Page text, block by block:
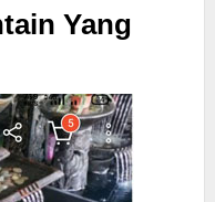
Yang